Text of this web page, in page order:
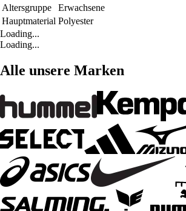
Altersgruppe
Erwachsene
Hauptmaterial Polyester
Loading...
Loading...
Alle unsere Marken